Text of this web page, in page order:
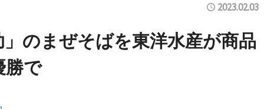
2023.02.03
のまぜそばを東洋水産が商品
で